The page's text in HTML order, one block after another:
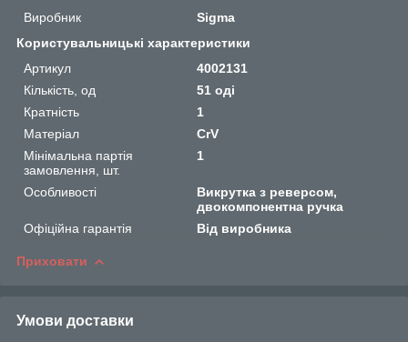
Виробник
Sigma
Користувальницькі характеристики
Артикул
4002131
Кількість, од
51 оді
Кратність
1
Матеріал
CrV
Мінімальна партія
замовлення, шт.
1
Особливості
Викрутка з реверсом,
двокомпонентна ручка
Офіційна гарантія
Від виробника
Приховати
Умови доставки